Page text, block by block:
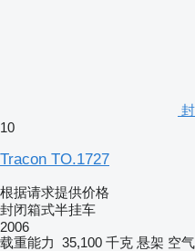
10
Tracon TO.1727
根据请求提供价格
封闭箱式半挂车
2006
载重能力 35,100 千克 悬架 空